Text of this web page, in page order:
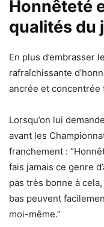
Honnêteté
qualités du
En plus d’embrasser
rafraîchissante
ancrée et concentrée
Lorsqu’on lui
avant les
franchement :
fais jamais ce genre
pas très bonne à
bas peuvent
moi-même.”